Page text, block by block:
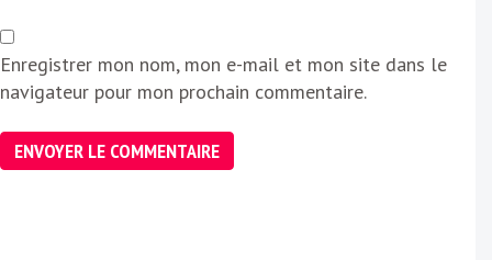
Enregistrer mon nom, mon e-mail et mon site dans le
navigateur pour mon prochain commentaire.